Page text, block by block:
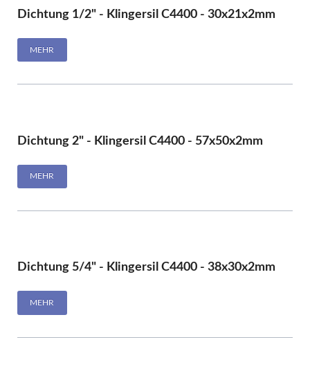
Dichtung 1/2" - Klingersil C4400 - 30x21x2mm
MEHR
Dichtung 2" - Klingersil C4400 - 57x50x2mm
MEHR
Dichtung 5/4" - Klingersil C4400 - 38x30x2mm
MEHR